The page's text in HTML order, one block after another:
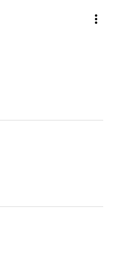
more_vert